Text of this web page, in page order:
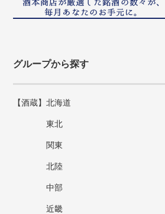
グループから探す
【酒蔵】北海道
東北
関東
北陸
中部
近畿